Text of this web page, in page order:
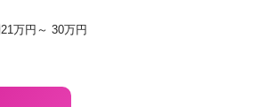
21万円～ 30万円